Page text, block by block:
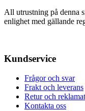
All utrustning på denna
enlighet med gällande
Kundservice
Frågor och svar
Frakt och leverans
Retur och
Kontakta oss